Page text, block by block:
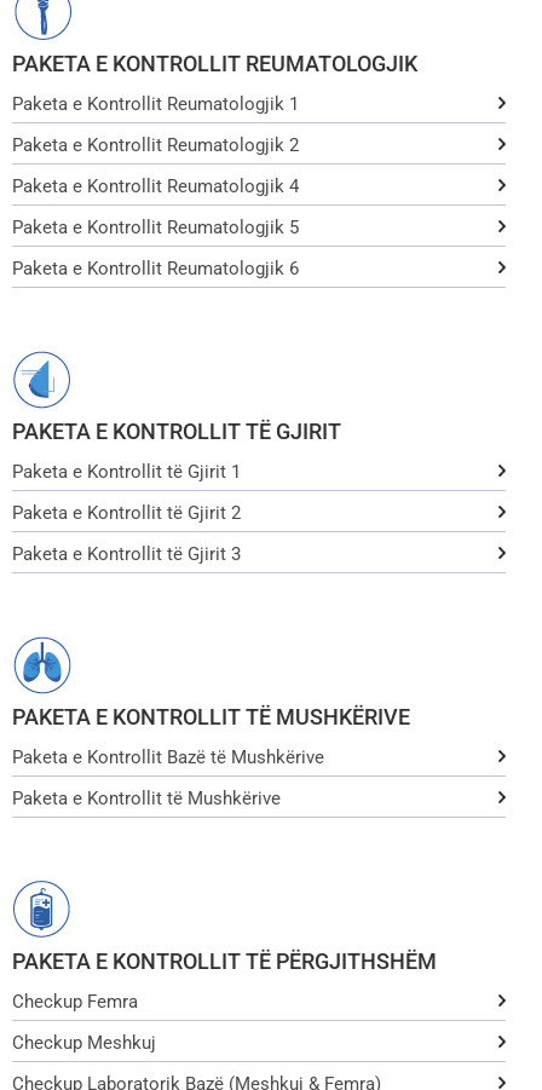
PAKETA E KONTROLLIT REUMATOLOGJIK
Paketa e Kontrollit Reumatologjik 1
Paketa e Kontrollit Reumatologjik 2
Paketa e Kontrollit Reumatologjik 4
Paketa e Kontrollit Reumatologjik 5
Paketa e Kontrollit Reumatologjik 6
PAKETA E KONTROLLIT TË GJIRIT
Paketa e Kontrollit të Gjirit 1
Paketa e Kontrollit të Gjirit 2
Paketa e Kontrollit të Gjirit 3
PAKETA E KONTROLLIT TË MUSHKËRIVE
Paketa e Kontrollit Bazë të Mushkërive
Paketa e Kontrollit të Mushkërive
PAKETA E KONTROLLIT TË PËRGJITHSHËM
Checkup Femra
Checkup Meshkuj
Checkup Laboratorik Bazë (Meshkuj & Femra)